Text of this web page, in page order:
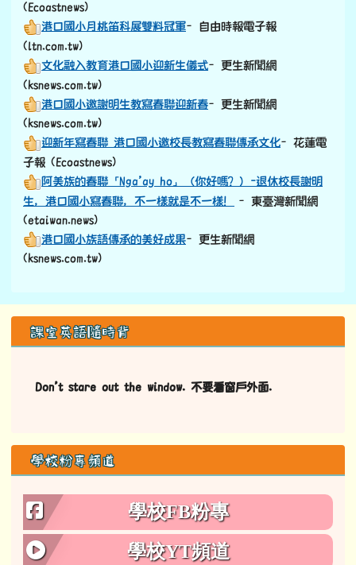
(Ecoastnews)
港口國小月桃笛科展雙料冠軍–自由時報電子報
(ltn.com.tw)
文化融入教育港口國小迎新生儀式–更生新聞網
(ksnews.com.tw)
港口國小邀謝明生教寫春聯迎新春–更生新聞網
(ksnews.com.tw)
迎新年寫春聯 港口國小邀校長教寫春聯傳承文化–花蓮電
子報 (Ecoastnews)
阿美族的春聯「Nga’ay ho」（你好嗎？）-退休校長謝明
生，港口國小寫春聯，不一樣就是不一樣！
–東臺灣新聞網
(etaiwan.news)
港口國小族語傳承的美好成果–更生新聞網
(ksnews.com.tw)
左邊區域內容
課室英語隨時背
Don’t stare out the window. 不要看窗戶外面.
學校粉專頻道
學校FB粉專
學校YT頻道